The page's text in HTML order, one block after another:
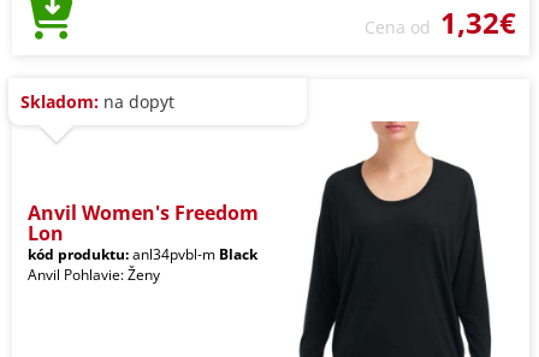
Cena od 1,32€
Skladom: na dopyt
Anvil Women's Freedom
Lon
kód produktu:anl34pvbl-m Black
Anvil Pohlavie: Ženy